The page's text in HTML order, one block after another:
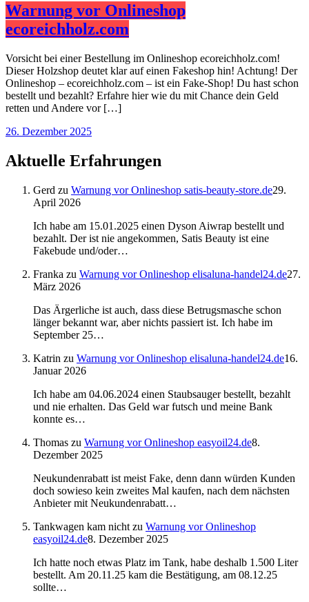
Warnung vor Onlineshop
ecoreichholz.com
Vorsicht bei einer Bestellung im Onlineshop ecoreichholz.com!
Dieser Holzshop deutet klar auf einen Fakeshop hin! Achtung! Der
Onlineshop – ecoreichholz.com – ist ein Fake-Shop! Du hast schon
bestellt und bezahlt? Erfahre hier wie du mit Chance dein Geld
retten und Andere vor […]
26. Dezember 2025
Aktuelle Erfahrungen
Gerd zu Warnung vor Onlineshop satis-beauty-store.de29.
April 2026
Ich habe am 15.01.2025 einen Dyson Aiwrap bestellt und
bezahlt. Der ist nie angekommen, Satis Beauty ist eine
Fakebude und/oder…
Franka zu Warnung vor Onlineshop elisaluna-handel24.de27.
März 2026
Das Ärgerliche ist auch, dass diese Betrugsmasche schon
länger bekannt war, aber nichts passiert ist. Ich habe im
September 25…
Katrin zu Warnung vor Onlineshop elisaluna-handel24.de16.
Januar 2026
Ich habe am 04.06.2024 einen Staubsauger bestellt, bezahlt
und nie erhalten. Das Geld war futsch und meine Bank
konnte es…
Thomas zu Warnung vor Onlineshop easyoil24.de8.
Dezember 2025
Neukundenrabatt ist meist Fake, denn dann würden Kunden
doch sowieso kein zweites Mal kaufen, nach dem nächsten
Anbieter mit Neukundenrabatt…
Tankwagen kam nicht zu Warnung vor Onlineshop
easyoil24.de8. Dezember 2025
Ich hatte noch etwas Platz im Tank, habe deshalb 1.500 Liter
bestellt. Am 20.11.25 kam die Bestätigung, am 08.12.25
sollte…